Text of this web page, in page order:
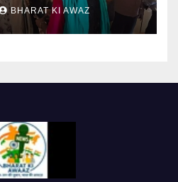
BHARAT KI AWAZ